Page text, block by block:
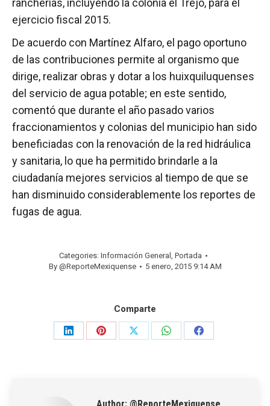
rancherías, incluyendo la colonia el Trejo, para el
ejercicio fiscal 2015.
De acuerdo con Martínez Alfaro, el pago oportuno
de las contribuciones permite al organismo que
dirige, realizar obras y dotar a los huixquiluquenses
del servicio de agua potable; en este sentido,
comentó que durante el año pasado varios
fraccionamientos y colonias del municipio han sido
beneficiadas con la renovación de la red hidráulica
y sanitaria, lo que ha permitido brindarle a la
ciudadanía mejores servicios al tiempo de que se
han disminuido considerablemente los reportes de
fugas de agua.
Categories: Información General , Portada
By @ReporteMexiquense 5 enero, 2015 9:14 AM
Comparte
Share
Share
Share
Share
Share